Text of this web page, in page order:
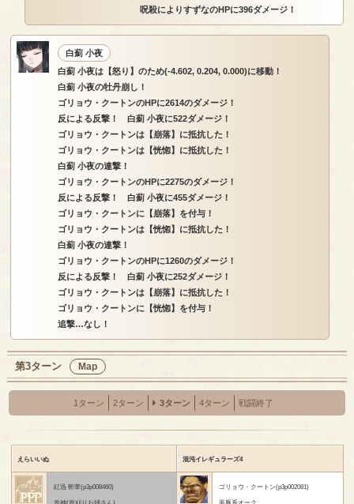
呪殺によりすずなのHPに396ダメージ！
白薊 小夜
白薊 小夜は【怒り】のため(-4.602, 0.204, 0.000)に移動！
白薊 小夜の牡丹崩し！
ゴリョウ・クートンのHPに2614のダメージ！
反による反撃！ 白薊 小夜に522ダメージ！
ゴリョウ・クートンは【崩落】に抵抗した！
ゴリョウ・クートンは【恍惚】に抵抗した！
白薊 小夜の連撃！
ゴリョウ・クートンのHPに2275のダメージ！
反による反撃！ 白薊 小夜に455ダメージ！
ゴリョウ・クートンに【崩落】を付与！
ゴリョウ・クートンは【恍惚】に抵抗した！
白薊 小夜の連撃！
ゴリョウ・クートンのHPに1260のダメージ！
反による反撃！ 白薊 小夜に252ダメージ！
ゴリョウ・クートンは【崩落】に抵抗した！
ゴリョウ・クートンに【恍惚】を付与！
追撃…なし！
第3ターン Map
1ターン 2ターン 3ターン 4ターン 戦闘終了
えらいいぬ 混沌イレギュラーズ4
紅迅 斬華(p3p008460)
首神(首刈りお姉さん)
ゴリョウ・クートン(p3p002081)
黒豚系オーク